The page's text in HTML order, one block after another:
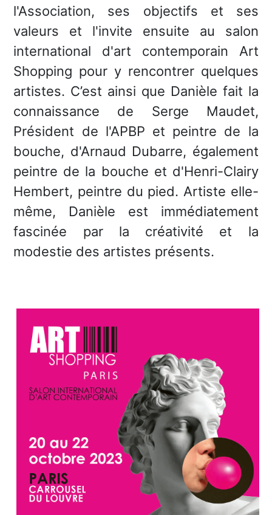
l'Association, ses objectifs et ses
valeurs et l'invite ensuite au salon
international d'art contemporain Art
Shopping pour y rencontrer quelques
artistes. C’est ainsi que Danièle fait la
connaissance de Serge Maudet,
Président de l'APBP et peintre de la
bouche, d'Arnaud Dubarre, également
peintre de la bouche et d'Henri-Clairy
Hembert, peintre du pied. Artiste elle-
même, Danièle est immédiatement
fascinée par la créativité et la
modestie des artistes présents.